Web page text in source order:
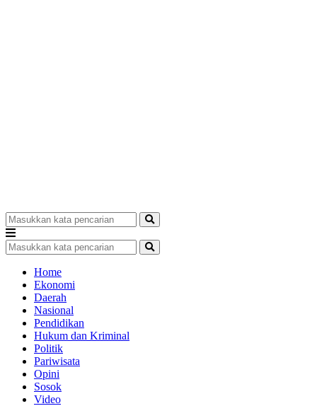
Home
Ekonomi
Daerah
Nasional
Pendidikan
Hukum dan Kriminal
Politik
Pariwisata
Opini
Sosok
Video